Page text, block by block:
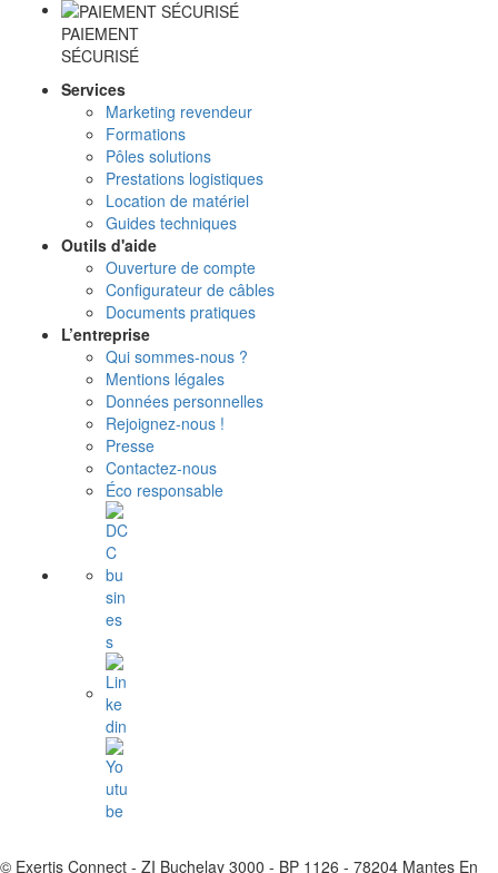
PAIEMENT
SÉCURISÉ
Services
Marketing revendeur
Formations
Pôles solutions
Prestations logistiques
Location de matériel
Guides techniques
Outils d'aide
Ouverture de compte
Configurateur de câbles
Documents pratiques
L’entreprise
Qui sommes-nous ?
Mentions légales
Données personnelles
Rejoignez-nous !
Presse
Contactez-nous
Éco responsable
© Exertis Connect - ZI Buchelay 3000 - BP 1126 - 78204 Mantes En